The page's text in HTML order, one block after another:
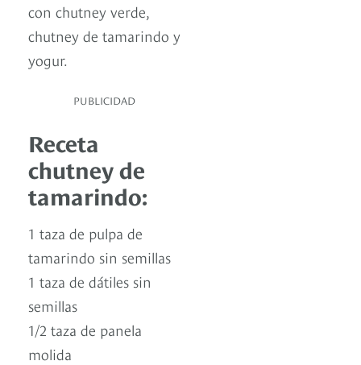
con chutney verde,
chutney de tamarindo y
yogur.
PUBLICIDAD
Receta
chutney de
tamarindo:
1 taza de pulpa de
tamarindo sin semillas
1 taza de dátiles sin
semillas
1/2 taza de panela
molida